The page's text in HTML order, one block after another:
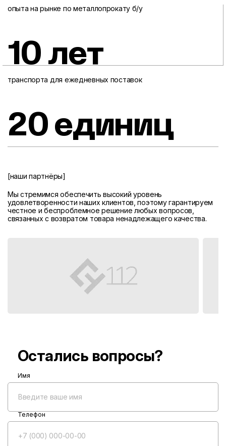
опыта на рынке по металлопрокату б/у
10 лет
транспорта для ежедневных поставок
20 единиц
[наши партнёры]
Мы стремимся обеспечить высокий уровень
удовлетворенности наших клиентов, поэтому гарантируем
честное и беспроблемное решение любых вопросов,
связанных с возвратом товара ненадлежащего качества.
Остались вопросы?
Имя
Телефон